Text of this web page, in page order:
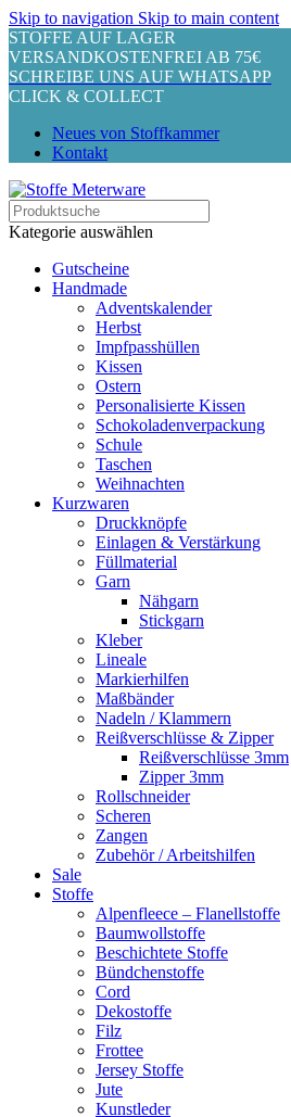
Skip to navigation Skip to main content
STOFFE AUF LAGER
VERSANDKOSTENFREI AB 75€
SCHREIBE UNS AUF WHATSAPP
CLICK & COLLECT
Neues von Stoffkammer
Kontakt
Kategorie auswählen
Gutscheine
Handmade
Adventskalender
Herbst
Impfpasshüllen
Kissen
Ostern
Personalisierte Kissen
Schokoladenverpackung
Schule
Taschen
Weihnachten
Kurzwaren
Druckknöpfe
Einlagen & Verstärkung
Füllmaterial
Garn
Nähgarn
Stickgarn
Kleber
Lineale
Markierhilfen
Maßbänder
Nadeln / Klammern
Reißverschlüsse & Zipper
Reißverschlüsse 3mm
Zipper 3mm
Rollschneider
Scheren
Zangen
Zubehör / Arbeitshilfen
Sale
Stoffe
Alpenfleece – Flanellstoffe
Baumwollstoffe
Beschichtete Stoffe
Bündchenstoffe
Cord
Dekostoffe
Filz
Frottee
Jersey Stoffe
Jute
Kunstleder